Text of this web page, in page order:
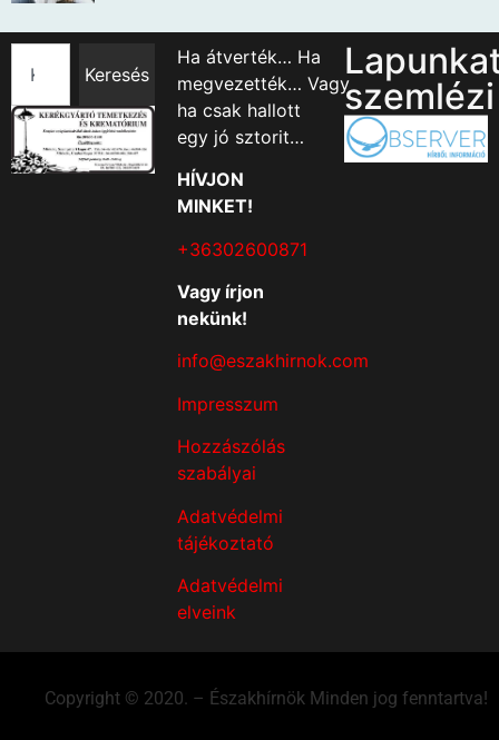
Keresés
Ha átverték… Ha
megvezették… Vagy
ha csak hallott
egy jó sztorit…
HÍVJON
MINKET!
+36302600871
Vagy írjon
nekünk!
info@eszakhirnok.com
Impresszum
Hozzászólás
szabályai
Adatvédelmi
tájékoztató
Adatvédelmi
elveink
szemlézi
Copyright © 2020. – Északhírnök Minden jog fenntartva!